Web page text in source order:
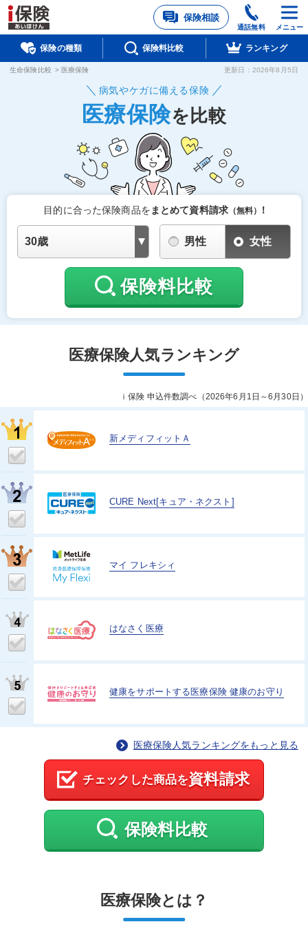
保険相談
通話無料 メニュー
保険の種類 保険料比較 ランキング
生命保険比較 > 医療保険 更新日： 2026年8月5日
病気やケガに備える保険
医療保険を比較
目的に合った保険商品を まとめて資料請求（無料） ！
男性 女性
保険料比較
医療保険人気ランキング
ｉ保険 申込件数調べ（2026年6月1日～6月30日 ）
新メディフィットＡ
CURE Next[キュア・ネクスト]
マイ フレキシィ
はなさく医療
健康をサポートする医療保険 健康のお守り
医療保険人気ランキングをもっと見る
チェックした商品を資料請求
保険料比較
医療保険とは？